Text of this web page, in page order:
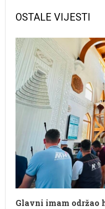
OSTALE VIJESTI
Glavni imam održao